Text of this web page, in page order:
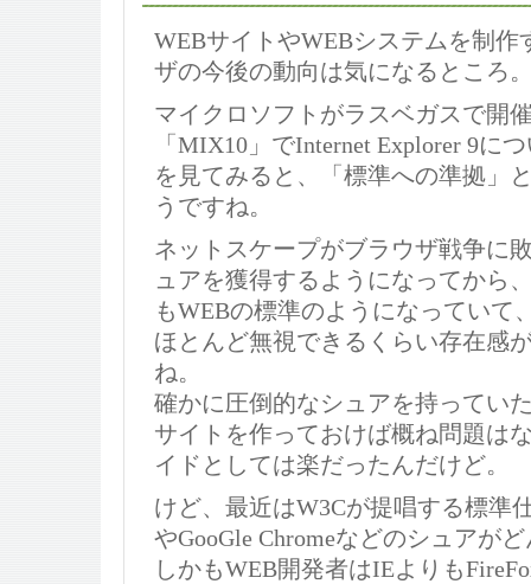
WEBサイトやWEBシステムを制作
ザの今後の動向は気になるところ
マイクロソフトがラスベガスで開
「MIX10」でInternet Explorer 9に
を見てみると、「標準への準拠」
うですね。
ネットスケープがブラウザ戦争に
ュアを獲得するようになってから
もWEBの標準のようになっていて
ほとんど無視できるくらい存在感
ね。
確かに圧倒的なシュアを持ってい
サイトを作っておけば概ね問題は
イドとしては楽だったんだけど。
けど、最近はW3Cが提唱する標準
やGooGle Chromeなどのシュアが
しかもWEB開発者はIEよりも